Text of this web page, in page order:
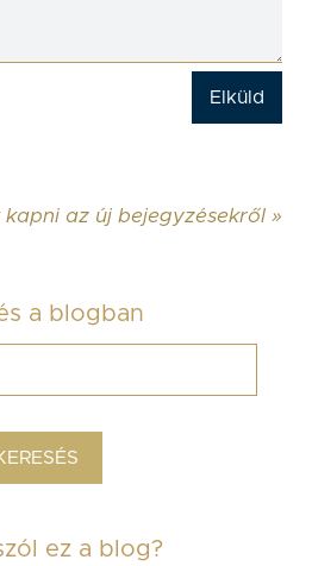
az új bejegyzésekről »
a blogban
ez a blog?